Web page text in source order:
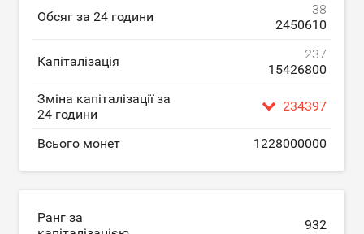
Обсяг за 24 години
38
2450610
Капіталізація
237
15426800
Зміна капіталізації за
24 години
234397
Всього монет 1228000000
Ранг за
932